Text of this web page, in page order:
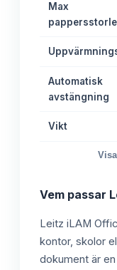
Max
Automatisk
avstängning
Vikt
Vem passar
Leitz iLAM
kontor, skolor
dokument är